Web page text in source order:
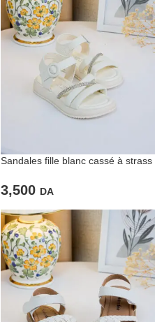
Sandales fille blanc cassé à strass
3,500 DA